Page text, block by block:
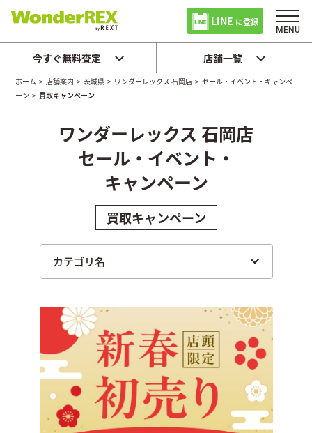
LINE に登録
今すぐ無料査定 店舗一覧
ホーム >店舗案内 >茨城県 > ワンダーレックス 石岡店 >セール・イベント・キャンペ
ーン > 買取キャンペーン
ワンダーレックス 石岡店
セール・イベント・
キャンペーン
買取キャンペーン